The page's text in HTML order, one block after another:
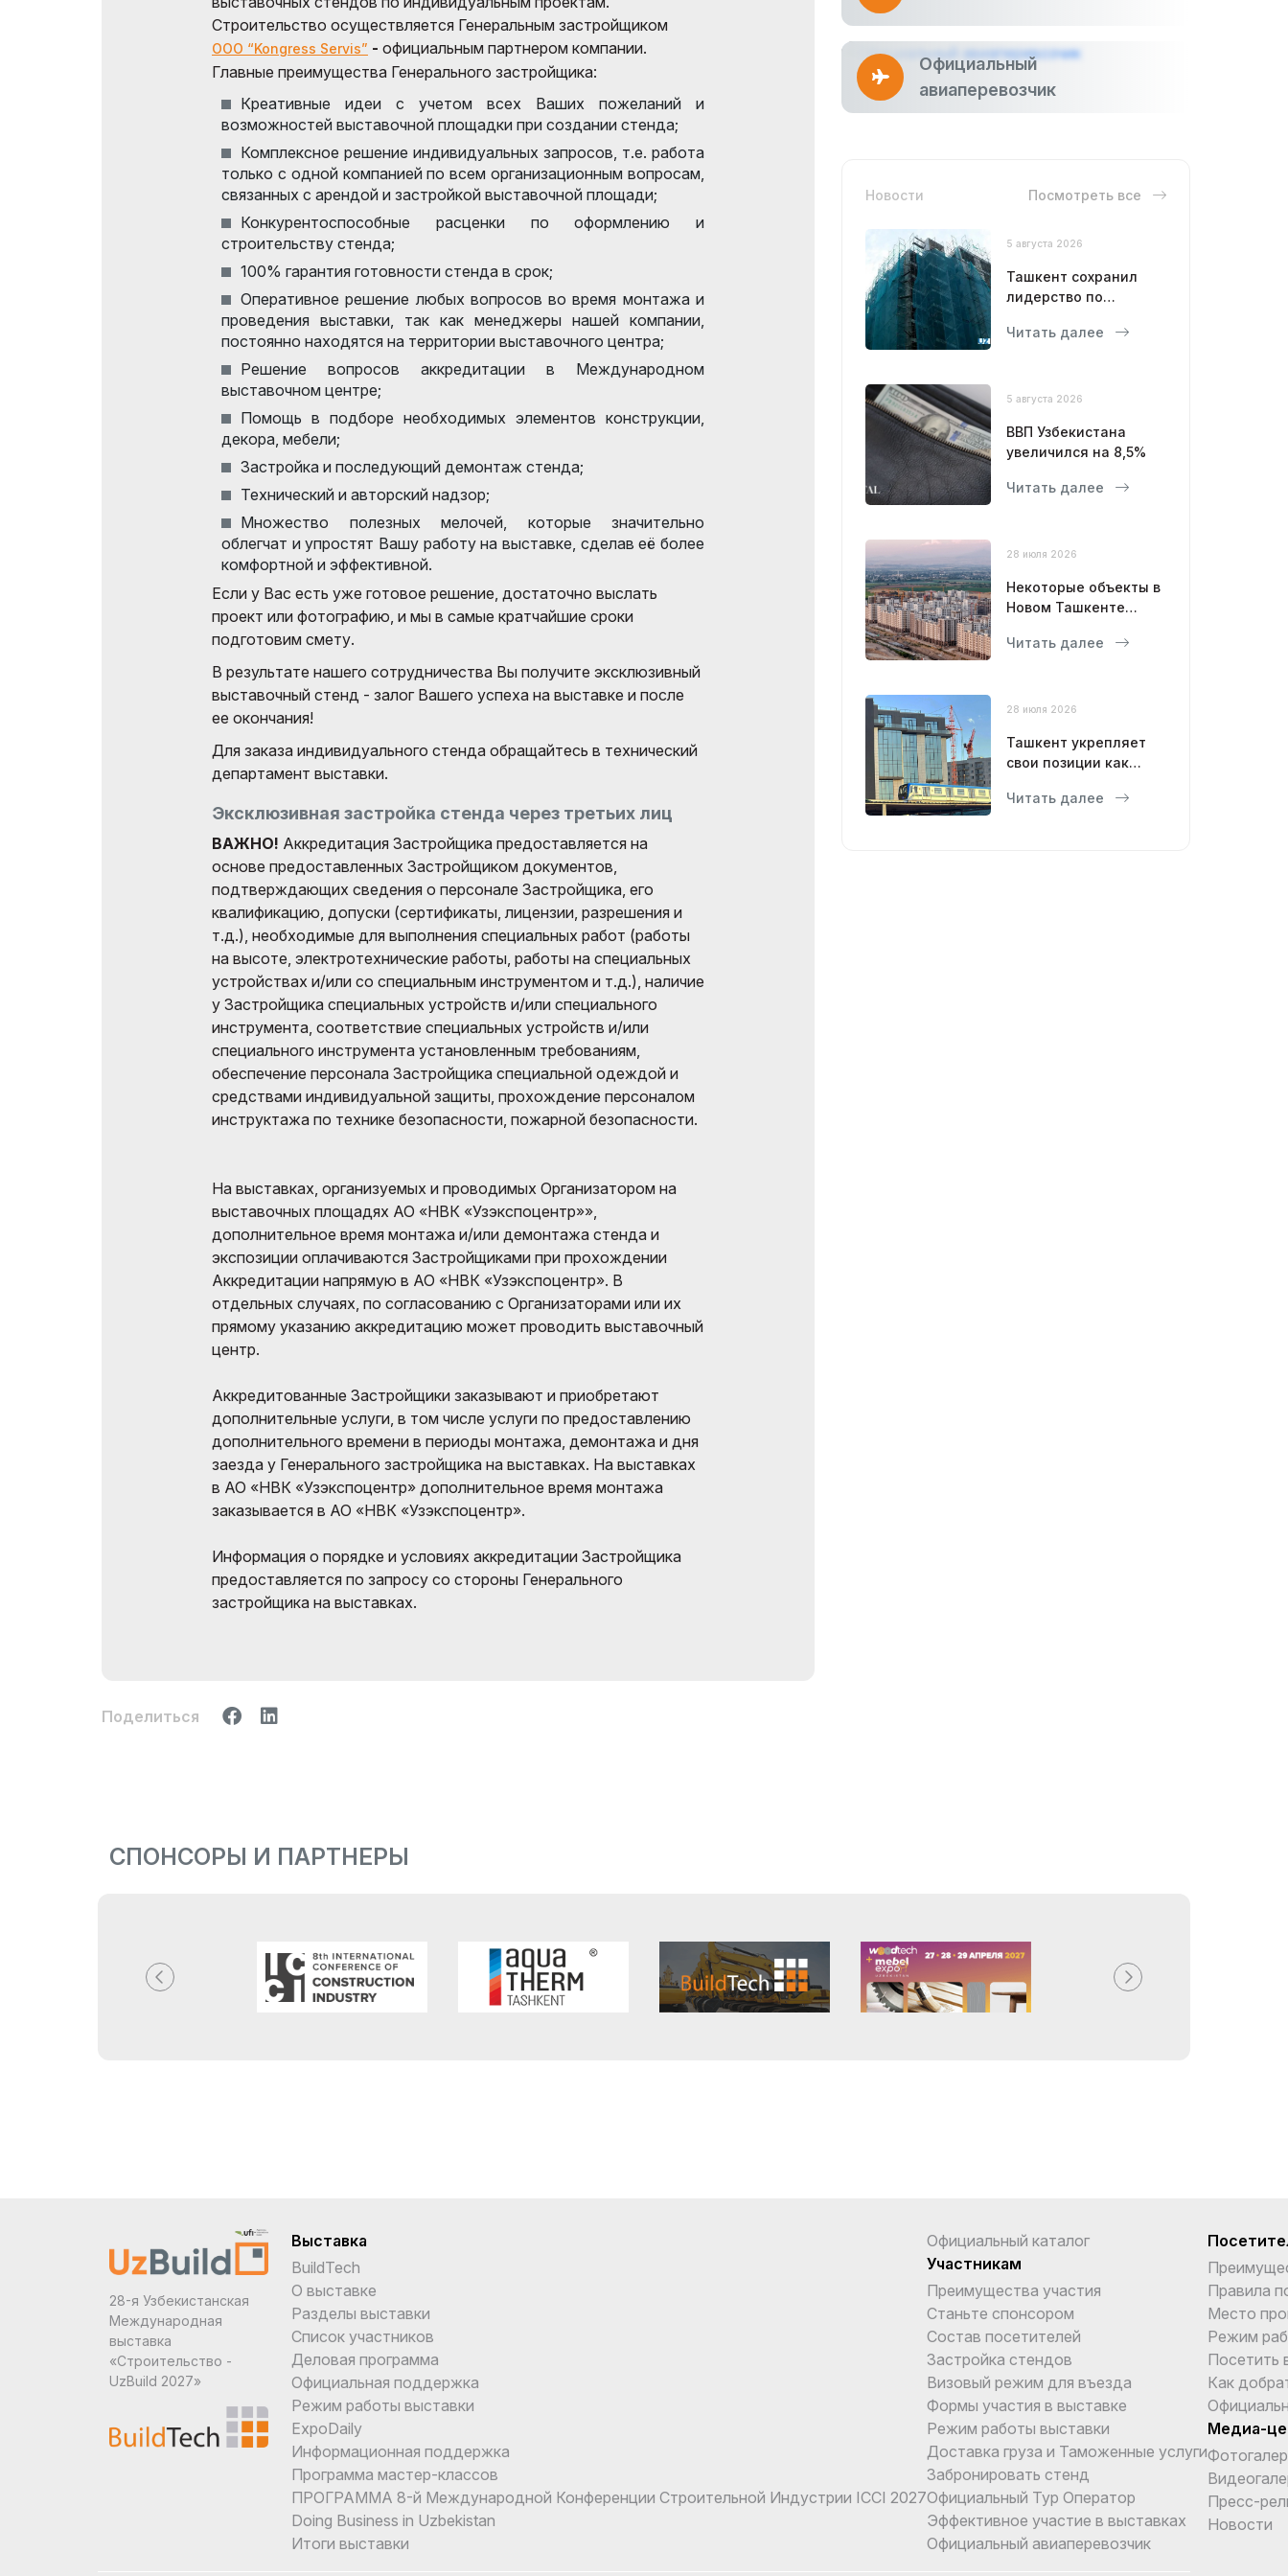
классов
ПРОГРАММА 8-й
Международной
Строительной Индустрии
ICCI 2027
Doing Business in
Uzbekistan
Официальный каталог
Официальный Тур
Оператор
выставках
авиаперевозчик
Строительство осуществляется Генеральным застройщиком
ООО “Kongress Servis” - официальным партнером компании.
Главные преимущества Генерального застройщика:
Креативные идеи с учетом всех Ваших пожеланий и
возможностей выставочной площадки при создании стенда;
Комплексное решение индивидуальных запросов, т.е. работа
только с одной компанией по всем организационным вопросам,
связанных с арендой и застройкой выставочной площади;
Конкурентоспособные расценки по оформлению и
строительству стенда;
100% гарантия готовности стенда в срок;
Оперативное решение любых вопросов во время монтажа и
проведения выставки, так как менеджеры нашей компании,
постоянно находятся на территории выставочного центра;
Решение вопросов аккредитации в Международном
выставочном центре;
Помощь в подборе необходимых элементов конструкции,
декора, мебели;
Застройка и последующий демонтаж стенда;
Технический и авторский надзор;
Множество полезных мелочей, которые значительно
облегчат и упростят Вашу работу на выставке, сделав её более
комфортной и эффективной.
Если у Вас есть уже готовое решение, достаточно выслать
проект или фотографию, и мы в самые кратчайшие сроки
подготовим смету.
В результате нашего сотрудничества Вы получите эксклюзивный
выставочный стенд - залог Вашего успеха на выставке и после
ее окончания!
Для заказа индивидуального стенда обращайтесь в технический
департамент выставки.
Эксклюзивная застройка стенда через третьих лиц
ВАЖНО! Аккредитация Застройщика предоставляется на
основе предоставленных Застройщиком документов,
подтверждающих сведения о персонале Застройщика, его
квалификацию, допуски (сертификаты, лицензии, разрешения и
т.д.), необходимые для выполнения специальных работ (работы
на высоте, электротехнические работы, работы на специальных
устройствах и/или со специальным инструментом и т.д.), наличие
у Застройщика специальных устройств и/или специального
инструмента, соответствие специальных устройств и/или
специального инструмента установленным требованиям,
обеспечение персонала Застройщика специальной одеждой и
средствами индивидуальной защиты, прохождение персоналом
инструктажа по технике безопасности, пожарной безопасности.
На выставках, организуемых и проводимых Организатором на
выставочных площадях АО «НВК «Узэкспоцентр»»,
дополнительное время монтажа и/или демонтажа стенда и
экспозиции оплачиваются Застройщиками при прохождении
Аккредитации напрямую в АО «НВК «Узэкспоцентр». В
отдельных случаях, по согласованию с Организаторами или их
прямому указанию аккредитацию может проводить выставочный
центр.
Аккредитованные Застройщики заказывают и приобретают
дополнительные услуги, в том числе услуги по предоставлению
дополнительного времени в периоды монтажа, демонтажа и дня
заезда у Генерального застройщика на выставках. На выставках
в АО «НВК «Узэкспоцентр» дополнительное время монтажа
заказывается в АО «НВК «Узэкспоцентр».
Информация о порядке и условиях аккредитации Застройщика
предоставляется по запросу со стороны Генерального
застройщика на выставках.
Поделиться
Официальный
авиаперевозчик
Новости Посмотреть все
5 августа 2026
Ташкент сохранил
лидерство по
строительства
Читать далее
5 августа 2026
ВВП Узбекистана
увеличился на 8,5%
Читать далее
28 июля 2026
Некоторые объекты в
Новом Ташкенте
году
Читать далее
28 июля 2026
Ташкент укрепляет
свои позиции как
мегаполис
Читать далее
СПОНСОРЫ И ПАРТНЕРЫ
28-я Узбекистанская
Международная
выставка
«Строительство -
UzBuild 2027»
Выставка
BuildTech
О выставке
Разделы выставки
Список участников
Деловая программа
Официальная поддержка
Режим работы выставки
ExpoDaily
Информационная поддержка
Программа мастер-классов
ПРОГРАММА 8-й Международной Конференции Строительной Индустрии ICCI 2027
Doing Business in Uzbekistan
Итоги выставки
Официальный каталог
Участникам
Преимущества участия
Станьте спонсором
Состав посетителей
Застройка стендов
Визовый режим для въезда
Формы участия в выставке
Режим работы выставки
Доставка груза и Таможенные услуги
Забронировать стенд
Официальный Тур Оператор
Эффективное участие в выставках
Официальный авиаперевозчик
Правила
Место
Режим
Посетить
Как
Медиа-
Пресс-
Новости